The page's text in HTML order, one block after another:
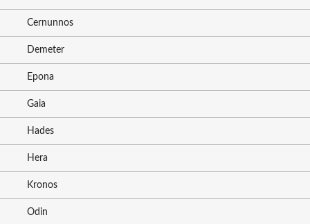
Cernunnos
Demeter
Epona
Gaia
Hades
Hera
Kronos
Odin